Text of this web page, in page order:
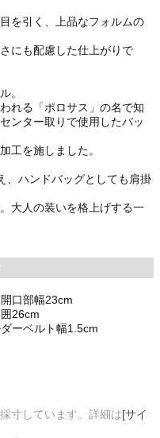
を引く、上品なフォルムの
にも配慮した仕上がりで
。
れる「ポロサス」の名で知
ンター取りで使用したバッ
工を施しました。
、ハンドバッグとしても肩掛
大人の装いを格上げする一
口部幅23cm
26cm
ーベルト幅1.5cm
寸しています。詳細は[サイ